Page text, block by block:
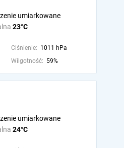
23°C
umiarkowane
Ciśnienie: 1011 hPa
Wilgotność: 59%
24°C
umiarkowane